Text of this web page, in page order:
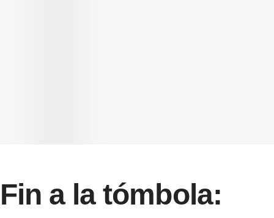
Fin a la tómbola: